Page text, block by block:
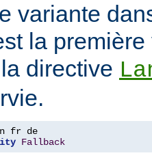
variante
la
directive
Fallback